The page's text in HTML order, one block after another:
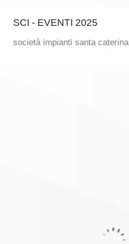
SCI - EVENTI 2025
società impianti santa caterina